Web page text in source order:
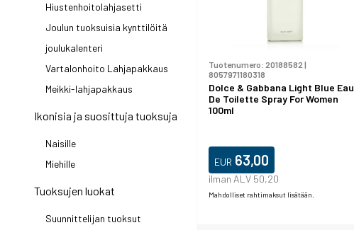
Hiustenhoitolahjasetti
Joulun tuoksuisia kynttilöitä
joulukalenteri
Vartalonhoito Lahjapakkaus
Meikki-lahjapakkaus
Ikonisia ja suosittuja tuoksuja
Naisille
Miehille
Tuoksujen luokat
Suunnittelijan tuoksut
Tuotenumero: 20188582 |
8057971180318
Dolce & Gabbana Light Blue Eau
De Toilette Spray For Women
100ml
EUR 63,00
ilman ALV 50,20
Mahdolliset rahtimaksut lisätään.